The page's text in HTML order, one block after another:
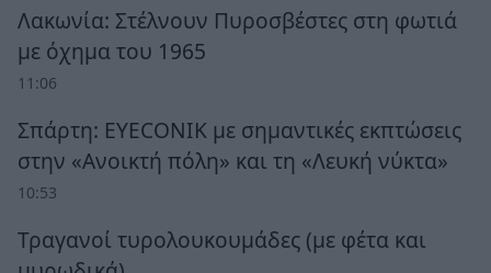
Λακωνία: Στέλνουν Πυροσβέστες στη φωτιά
με όχημα του 1965
11:06
Σπάρτη: EYECONIK με σημαντικές εκπτώσεις
στην «Ανοικτή πόλη» και τη «Λευκή νύκτα»
10:53
Τραγανοί τυρολουκουμάδες (με φέτα και